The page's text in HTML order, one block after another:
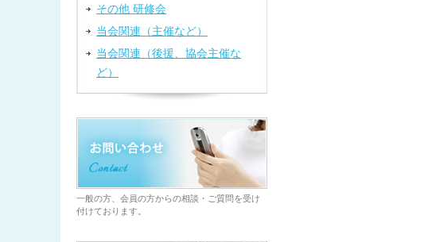
その他 研修会
当会関連（主催など）
当会関連（後援、協会主催な
ど）
一般の方、会員の方からの相談・ご質問を受け
付けております。